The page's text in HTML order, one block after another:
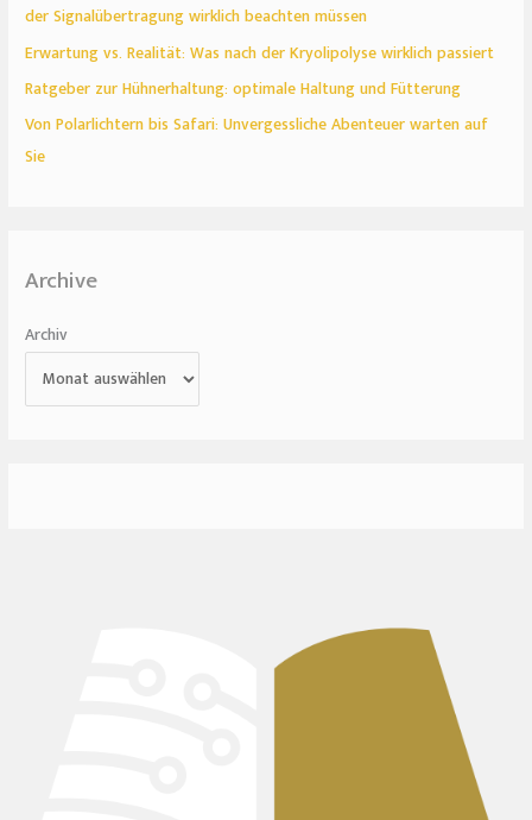
der Signalübertragung wirklich beachten müssen
Erwartung vs. Realität: Was nach der Kryolipolyse wirklich passiert
Ratgeber zur Hühnerhaltung: optimale Haltung und Fütterung
Von Polarlichtern bis Safari: Unvergessliche Abenteuer warten auf
Sie
Archive
Archiv